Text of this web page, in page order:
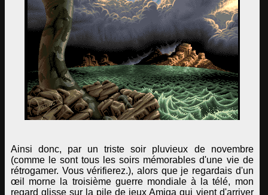
Ainsi donc, par un triste soir pluvieux de novembre
(comme le sont tous les soirs mémorables d'une vie de
rétrogamer. Vous vérifierez.), alors que je regardais d'un
œil morne la troisième guerre mondiale à la télé, mon
regard glisse sur la pile de jeux Amiga qui vient d'arriver